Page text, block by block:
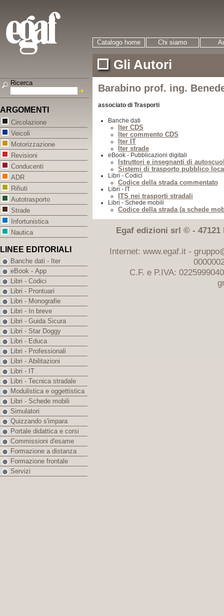
Catalogo home Chi siamo
Gli Autori
Barabino prof. ing.
associato di Trasporti
Banche dati
Iter CDS
Iter commento CDS
Iter IT
Iter strade
eBook - Pubblicazioni digitali
Istruttori e insegnanti di
Sistemi di trasporto pubblico
Libri - Codici
Codice della strada commentato
Libri - IT
ITS nei trasporti stradali
Libri - Schede mobili
Codice della strada (a schede
Egaf edizioni srl © - 47121
Internet: www.egaf.it -
C.F. e P.IVA:
Ricerca
ARGOMENTI
Circolazione
Veicoli
Motorizzazione
Revisioni
Conducenti
ADR
Rifiuti
Autotrasporto
Strade
Infortunistica
Nautica
LINEE EDITORIALI
Banche dati - Iter
eBook - App
Libri - Codici
Libri - Prontuari
Libri - Monografie
Libri - In breve
Libri - Guida Sicura
Libri - Star Doggy
Libri - Educa
Libri - Professionali
Libri - Abilitazioni
Libri - IT
Libri - Tecnica stradale
Modulistica e oggettistica
Libri - Schede mobili
Simulatori
Quizzando s'impara
Portale didattica e corsi
Commissioni d'esame
Formazione a distanza
Formazione frontale
Servizi